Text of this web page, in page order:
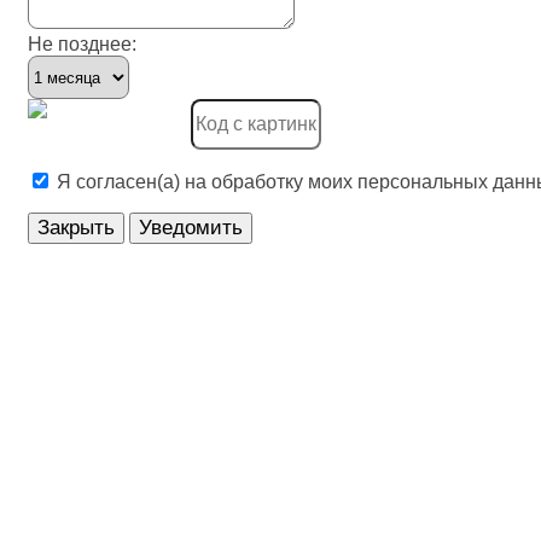
Электроустановочные изделия
Не позднее:
Я согласен(а) на обработку моих персональных
Закрыть Уведомить